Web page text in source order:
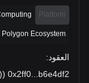
Platform
Polygon Ecosystem
العقود:
0x2ff0
b6e4df2
(